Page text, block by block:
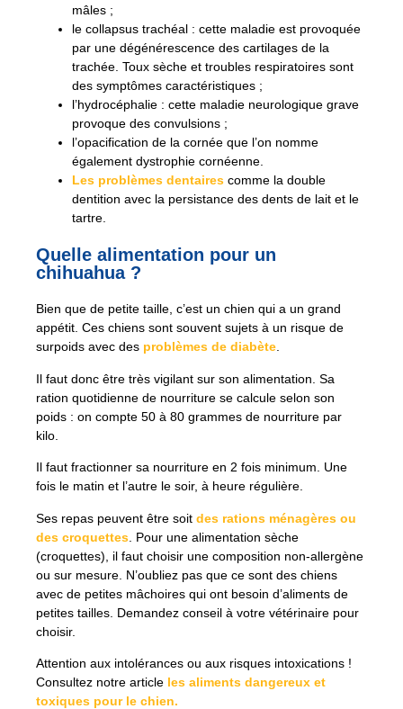
mâles ;
le collapsus trachéal : cette maladie est provoquée
par une dégénérescence des cartilages de la
trachée. Toux sèche et troubles respiratoires sont
des symptômes caractéristiques ;
l’hydrocéphalie : cette maladie neurologique grave
provoque des convulsions ;
l’opacification de la cornée que l’on nomme
également dystrophie cornéenne.
Les problèmes dentaires comme la double
dentition avec la persistance des dents de lait et le
tartre.
Quelle alimentation pour un
chihuahua ?
Bien que de petite taille, c’est un chien qui a un grand
appétit. Ces chiens sont souvent sujets à un risque de
surpoids avec des problèmes de diabète.
Il faut donc être très vigilant sur son alimentation. Sa
ration quotidienne de nourriture se calcule selon son
poids : on compte 50 à 80 grammes de nourriture par
kilo.
Il faut fractionner sa nourriture en 2 fois minimum. Une
fois le matin et l’autre le soir, à heure régulière.
Ses repas peuvent être soit des rations ménagères ou
des croquettes . Pour une alimentation sèche
(croquettes), il faut choisir une composition non-allergène
ou sur mesure. N’oubliez pas que ce sont des chiens
avec de petites mâchoires qui ont besoin d’aliments de
petites tailles. Demandez conseil à votre vétérinaire pour
choisir.
Attention aux intolérances ou aux risques intoxications !
Consultez notre article les aliments dangereux et
toxiques pour le chien.